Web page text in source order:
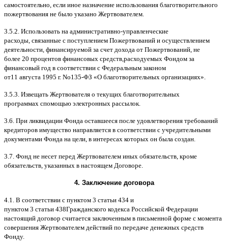
самостоятельно если иное назначение использования благотворительного
пожертвования не было указано Жертвователем
3.5.2. Использовать на административно-управленческие
расходы связанные с поступлением Пожертвований и осуществлением
деятельности финансируемой за счет дохода от Пожертвований не
более 20 процентов финансовых средств расходуемых Фондом за
финансовый год в соответствии с Федеральным законом
от11 августа 1995 г. No135-ФЗ «О благотворительных организациях».
3.5.3. Извещать Жертвователя o текущих благотворительных
программах cпомощью электронных рассылок
3.6. При ликвидации Фонда оставшееся после удовлетворения требований
кредиторов имущество направляется в соответствии с учредительными
документами Фонда на цели в интересах которых он была создан
3.7. Фонд не несет перед Жертвователем иных обязательств кроме
обязательств указанных в настоящем Договоре
4. Заключение договора
4.1. B соответствии с пунктом 3 статьи 434 и
пунктом 3 статьи 438Гражданского кодекса Российской Федерации
настоящий договор считается заключенным в письменной форме c момента
совершения Жертвователем действий по передаче денежных средств
Фонду.